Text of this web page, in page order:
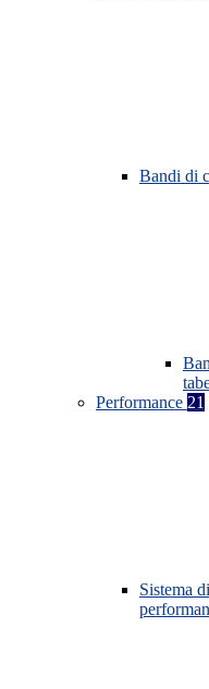
Bandi di
Performance 21
Sistema